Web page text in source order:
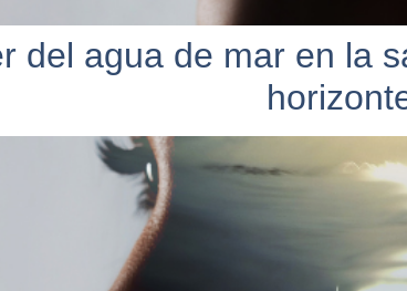
del agua de mar en la